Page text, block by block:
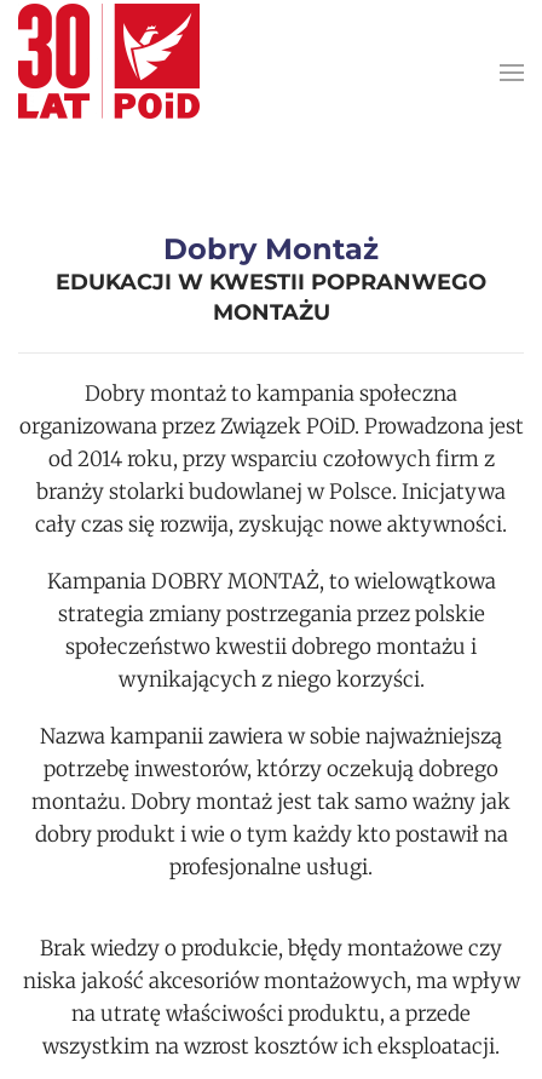
Przejdź do treści głównej
Dobry Montaż
EDUKACJI W KWESTII POPRANWEGO
MONTAŻU
Dobry montaż to kampania społeczna
organizowana przez Związek POiD. Prowadzona jest
od 2014 roku, przy wsparciu czołowych firm z
branży stolarki budowlanej w Polsce. Inicjatywa
cały czas się rozwija, zyskując nowe aktywności.
Kampania DOBRY MONTAŻ, to wielowątkowa
strategia zmiany postrzegania przez polskie
społeczeństwo kwestii dobrego montażu i
wynikających z niego korzyści.
Nazwa kampanii zawiera w sobie najważniejszą
potrzebę inwestorów, którzy oczekują dobrego
montażu. Dobry montaż jest tak samo ważny jak
dobry produkt i wie o tym każdy kto postawił na
profesjonalne usługi.
Brak wiedzy o produkcie, błędy montażowe czy
niska jakość akcesoriów montażowych, ma wpływ
na utratę właściwości produktu, a przede
wszystkim na wzrost kosztów ich eksploatacji.